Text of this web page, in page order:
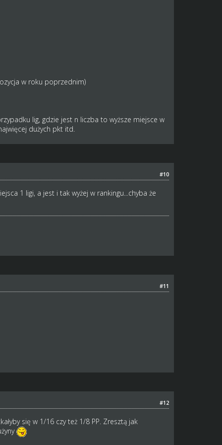
w roku poprzednim)
lig, gdzie jest n liczba to wyższe miejsce w
dużych pkt itd.
#10
1 ligi, a jest i tak wyżej w rankingu...chyba że
#11
#12
się w 1/16 czy też 1/8 PP. Zresztą jak